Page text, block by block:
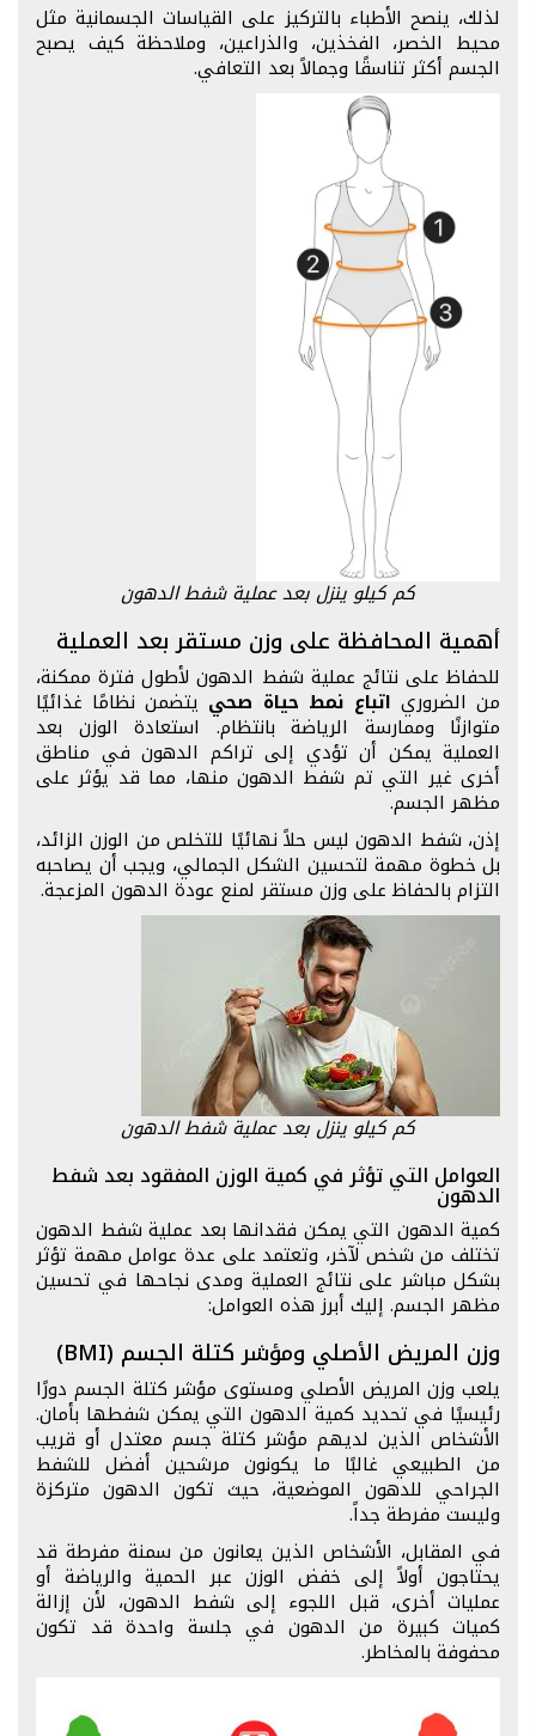
لذلك، ينصح الأطباء بالتركيز على القياسات الجسمانية مثل
محيط الخصر، الفخذين، والذراعين، وملاحظة كيف يصبح
الجسم أكثر تناسقًا وجمالاً بعد التعافي.
كم كيلو ينزل بعد عملية شفط الدهون
أهمية المحافظة على وزن مستقر بعد العملية
للحفاظ على نتائج عملية شفط الدهون لأطول فترة ممكنة،
من الضروري اتباع نمط حياة صحي يتضمن نظامًا غذائيًا
متوازنًا وممارسة الرياضة بانتظام. استعادة الوزن بعد
العملية يمكن أن تؤدي إلى تراكم الدهون في مناطق
أخرى غير التي تم شفط الدهون منها، مما قد يؤثر على
مظهر الجسم.
إذن، شفط الدهون ليس حلاً نهائيًا للتخلص من الوزن الزائد،
بل خطوة مهمة لتحسين الشكل الجمالي، ويجب أن يصاحبه
التزام بالحفاظ على وزن مستقر لمنع عودة الدهون المزعجة.
كم كيلو ينزل بعد عملية شفط الدهون
العوامل التي تؤثر في كمية الوزن المفقود بعد شفط
الدهون
كمية الدهون التي يمكن فقدانها بعد عملية شفط الدهون
تختلف من شخص لآخر، وتعتمد على عدة عوامل مهمة تؤثر
بشكل مباشر على نتائج العملية ومدى نجاحها في تحسين
مظهر الجسم. إليك أبرز هذه العوامل:
وزن المريض الأصلي ومؤشر كتلة الجسم (BMI)
يلعب وزن المريض الأصلي ومستوى مؤشر كتلة الجسم دورًا
رئيسيًا في تحديد كمية الدهون التي يمكن شفطها بأمان.
الأشخاص الذين لديهم مؤشر كتلة جسم معتدل أو قريب
من الطبيعي غالبًا ما يكونون مرشحين أفضل للشفط
الجراحي للدهون الموضعية، حيث تكون الدهون متركزة
وليست مفرطة جداً.
في المقابل، الأشخاص الذين يعانون من سمنة مفرطة قد
يحتاجون أولاً إلى خفض الوزن عبر الحمية والرياضة أو
عمليات أخرى، قبل اللجوء إلى شفط الدهون، لأن إزالة
كميات كبيرة من الدهون في جلسة واحدة قد تكون
محفوفة بالمخاطر.